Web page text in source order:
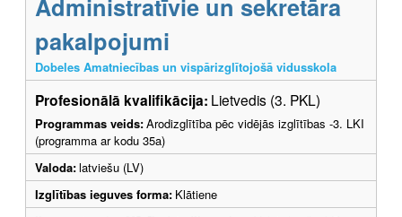
Administratīvie un sekretāra
pakalpojumi
Dobeles Amatniecības un vispārizglītojošā vidusskola
Profesionālā kvalifikācija: Lietvedis (3. PKL)
Programmas veids:Arodizglītība pēc vidējās izglītības -3. LKI
(programma ar kodu 35a)
Valoda:latviešu (LV)
Izglītības ieguves forma: Klātiene